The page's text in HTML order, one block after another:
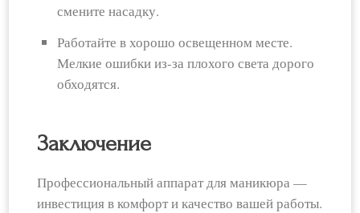
смените насадку.
Работайте в хорошо освещенном месте.
Мелкие ошибки из-за плохого света дорого
обходятся.
Заключение
Профессиональный аппарат для маникюра —
инвестиция в комфорт и качество вашей работы.